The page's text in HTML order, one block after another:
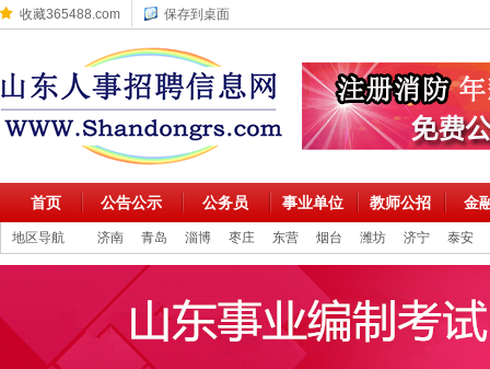
收藏365488.com 保存到桌面
首页 公告公示 公务员 事业单位 教师公招 金
地区导航 济南 青岛 淄博 枣庄 东营 烟台 潍坊 济宁 泰安